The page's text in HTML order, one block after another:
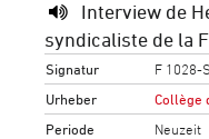
Interview de
syndicaliste de la
Signatur
F 1028-
Urheber
Collège
Periode
Neuzeit